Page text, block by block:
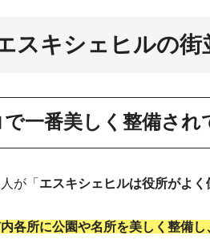
スキシェヒルの街
一番美しく整備され
が「 エスキシェヒルは役所がよく
各所に公園や名所を美しく整備